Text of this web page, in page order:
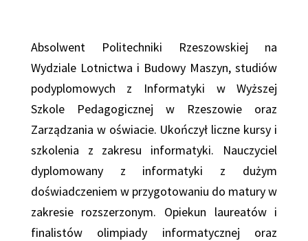
Absolwent Politechniki Rzeszowskiej na
Wydziale Lotnictwa i Budowy Maszyn, studiów
podyplomowych z Informatyki w Wyższej
Szkole Pedagogicznej w Rzeszowie oraz
Zarządzania w oświacie. Ukończył liczne kursy i
szkolenia z zakresu informatyki. Nauczyciel
dyplomowany z informatyki z dużym
doświadczeniem w przygotowaniu do matury w
zakresie rozszerzonym. Opiekun laureatów i
finalistów olimpiady informatycznej oraz